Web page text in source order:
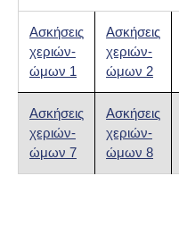
Ασκήσεις
χεριών-
ώμων 1
Ασκήσεις
χεριών-
ώμων 2
Ασκήσεις
χεριών-
ώμων 7
Ασκήσεις
χεριών-
ώμων 8